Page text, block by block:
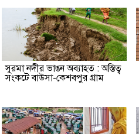
সুরমা নদীর ভাঙন অব্যাহত : অস্তিত্ব
সংকটে বাউসা-কেশবপুর গ্রাম